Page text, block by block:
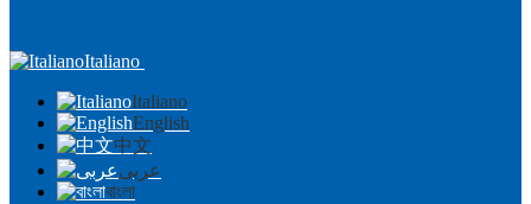
Italiano
Italiano
English
中文
عربى
বাংলা